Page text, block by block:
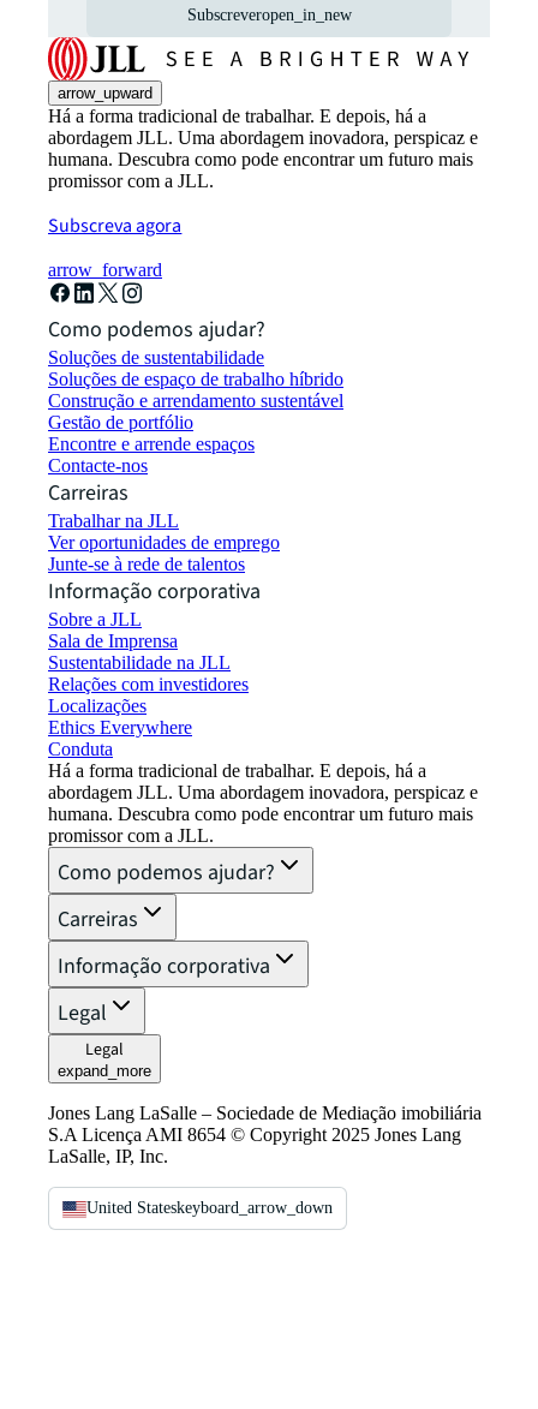
Subscreveropen_in_new
arrow_upward
Há a forma tradicional de trabalhar. E depois, há a
abordagem JLL. Uma abordagem inovadora, perspicaz e
humana. Descubra como pode encontrar um futuro mais
promissor com a JLL.
Subscreva agora
arrow_forward
Como podemos ajudar?
Soluções de sustentabilidade
Soluções de espaço de trabalho híbrido
Construção e arrendamento sustentável
Gestão de portfólio
Encontre e arrende espaços
Contacte-nos
Carreiras
Trabalhar na JLL
Ver oportunidades de emprego
Junte-se à rede de talentos
Informação corporativa
Sobre a JLL
Sala de Imprensa
Sustentabilidade na JLL
Relações com investidores
Localizações
Ethics Everywhere
Conduta
Há a forma tradicional de trabalhar. E depois, há a
abordagem JLL. Uma abordagem inovadora, perspicaz e
humana. Descubra como pode encontrar um futuro mais
promissor com a JLL.
Como podemos ajudar?
Carreiras
Informação corporativa
Legal
Legal
expand_more
Jones Lang LaSalle – Sociedade de Mediação imobiliária
S.A Licença AMI 8654 © Copyright 2025 Jones Lang
LaSalle, IP, Inc.
United Stateskeyboard_arrow_down